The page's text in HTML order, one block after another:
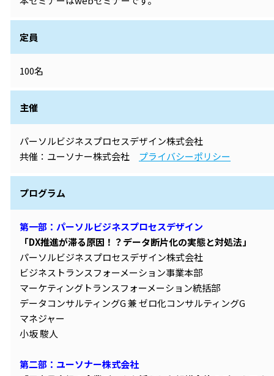
定員
100名
主催
パーソルビジネスプロセスデザイン株式会社
共催：ユーソナー株式会社 プライバシーポリシー
プログラム
第一部：パーソルビジネスプロセスデザイン
「DX推進が滞る原因！？データ断片化の実態と対処法」
パーソルビジネスプロセスデザイン株式会社
ビジネストランスフォーメーション事業本部
マーケティングトランスフォーメーション統括部
データコンサルティングG 兼 ゼロ化コンサルティングG
マネジャー
小坂 駿人
第二部：ユーソナー株式会社